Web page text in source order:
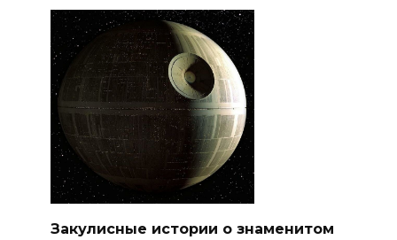
Закулисные истории о знаменитом